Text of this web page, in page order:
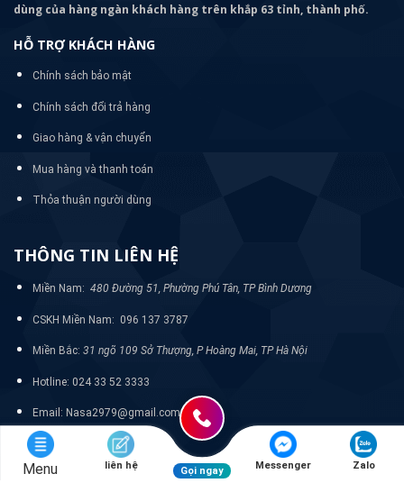
dùng của hàng ngàn khách hàng trên khắp 63 tỉnh, thành phố.
HỖ TRỢ KHÁCH HÀNG
Chính sách bảo mật
Chính sách đổi trả hàng
Giao hàng & vận chuyển
Mua hàng và thanh toán
Thỏa thuận người dùng
THÔNG TIN LIÊN HỆ
Miền Nam: 480 Đường 51, Phường Phú Tân, TP Bình Dương
CSKH Miền Nam: 096 137 3787
Miền Bắc: 31 ngõ 109 Sở Thượng, P Hoàng Mai, TP Hà Nội
Hotline: 024 33 52 3333
Email: Nasa2979@gmail.com
Menu liên hệ Gọi ngay Messenger Zalo